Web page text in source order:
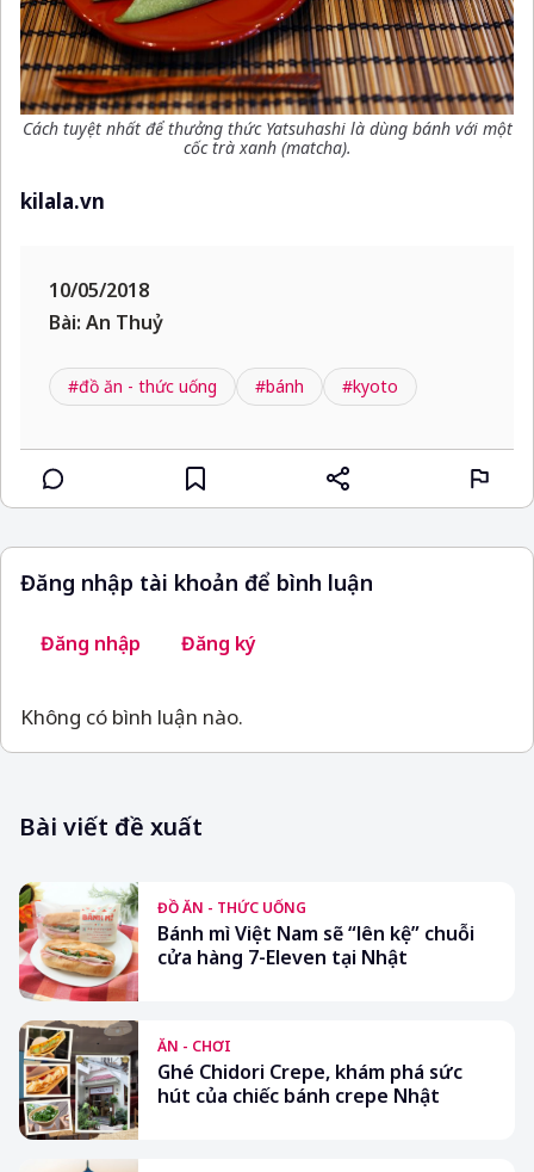
Cách tuyệt nhất để thưởng thức Yatsuhashi là dùng bánh với một
cốc trà xanh (matcha).
kilala.vn
10/05/2018
Bài: An Thuỷ
#đồ ăn - thức uống #bánh #kyoto
Đăng nhập tài khoản để bình luận
Đăng nhập Đăng ký
Không có bình luận nào.
Bài viết đề xuất
ĐỒ ĂN - THỨC UỐNG
Bánh mì Việt Nam sẽ “lên kệ” chuỗi
cửa hàng 7-Eleven tại Nhật
ĂN - CHƠI
Ghé Chidori Crepe, khám phá sức
hút của chiếc bánh crepe Nhật